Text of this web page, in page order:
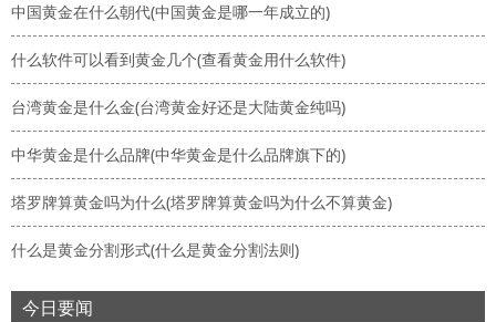
中国黄金在什么朝代(中国黄金是哪一年成立的)
什么软件可以看到黄金几个(查看黄金用什么软件)
台湾黄金是什么金(台湾黄金好还是大陆黄金纯吗)
中华黄金是什么品牌(中华黄金是什么品牌旗下的)
塔罗牌算黄金吗为什么(塔罗牌算黄金吗为什么不算黄金)
什么是黄金分割形式(什么是黄金分割法则)
今日要闻